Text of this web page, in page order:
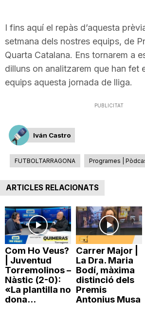
I fins aquí el repàs d’aquesta
setmana dels nostres equips, de
Quarta Catalana. Ens tornarem a
dilluns on analitzarem que han fet
equips aquesta jornada de lliga.
PUBLICITAT
Iván Castro
FUTBOLTARRAGONA Programes |
ARTICLES RELACIONATS
Com Ho Veus?
| Juventud
Torremolinos –
Nàstic (2-0):
«La plantilla no
dona...
Carrer Major |
La Dra. Maria
Bodí, màxima
distinció dels
Premis
Antonius Musa